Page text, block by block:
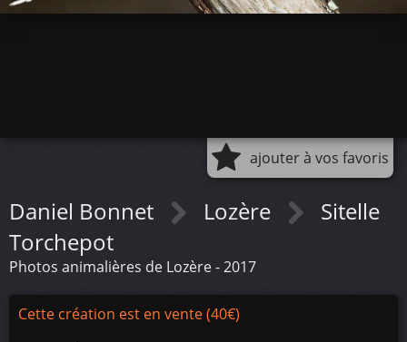
ajouter à vos favoris
Daniel Bonnet Lozère
Sitelle
Torchepot
Photos animalières de Lozère - 2017
Cette création est en vente (40€)